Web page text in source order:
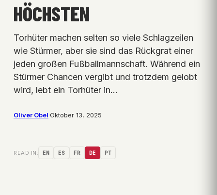
ÖCHSTEN
Torhüter machen selten so viele Schlagzeilen
wie Stürmer, aber sie sind das Rückgrat einer
jeden großen Fußballmannschaft. Während ein
Stürmer Chancen vergibt und trotzdem gelobt
wird, lebt ein Torhüter in…
Oliver Obel·Oktober 13, 2025
READ IN: EN ES FR DE PT